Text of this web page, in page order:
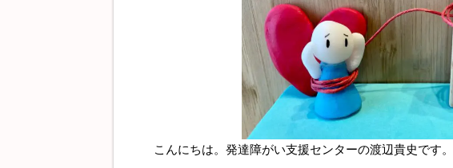
こんにちは。発達障がい支援センターの渡辺貴史です。